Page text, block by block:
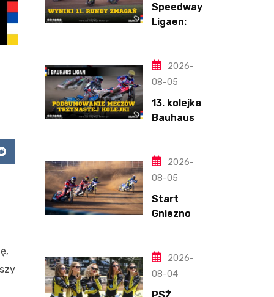
Reddit
Speedway
Ligaen:
Speedway
nie
tempa.
Lider
ponownie
zwycięski
2026-
08-05
13. kolejka
Bauhaus-
y
Henriksso
mecz
Blödorna
2026-
08-05
Start
Gniezno –
2.08.2026
-2
2026-
08-04